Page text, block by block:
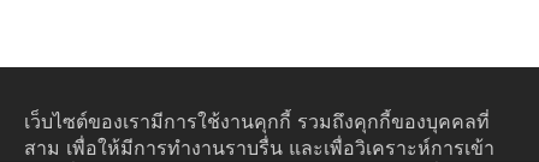
เว็บไซต์ของเรามีการใช้งานคุกกี้ รวมถึงคุกกี้ของบุคคลที่
สาม เพื่อให้มีการทำงานราบรื่น และเพื่อวิเคราะห์การเข้า